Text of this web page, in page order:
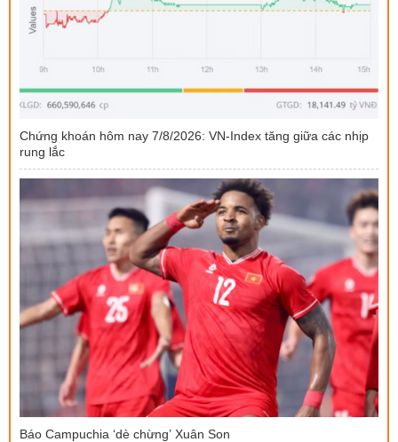
Chứng khoán hôm nay 7/8/2026: VN-Index tăng giữa các nhịp
rung lắc
Báo Campuchia ‘dè chừng’ Xuân Son